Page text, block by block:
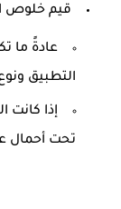
قيم خلوص
عادةً ما
التطبيق
إذا كانت
تحت أحمال